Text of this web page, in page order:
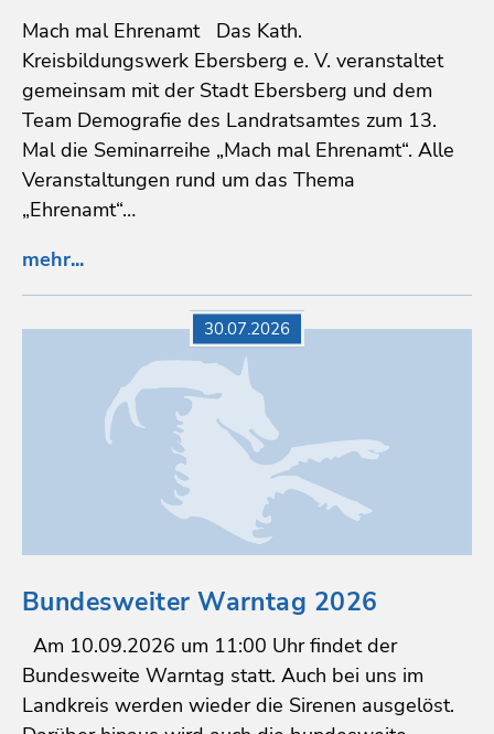
Mach mal Ehrenamt Das Kath.
Kreisbildungswerk Ebersberg e. V. veranstaltet
gemeinsam mit der Stadt Ebersberg und dem
Team Demografie des Landratsamtes zum 13.
Mal die Seminarreihe „Mach mal Ehrenamt“. Alle
Veranstaltungen rund um das Thema
„Ehrenamt“…
mehr...
Bundesweiter Warntag 2026
Am 10.09.2026 um 11:00 Uhr findet der
Bundesweite Warntag statt. Auch bei uns im
Landkreis werden wieder die Sirenen ausgelöst.
30.07.2026